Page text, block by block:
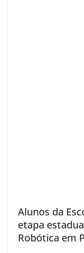
Alunos da
etapa
Robótica em